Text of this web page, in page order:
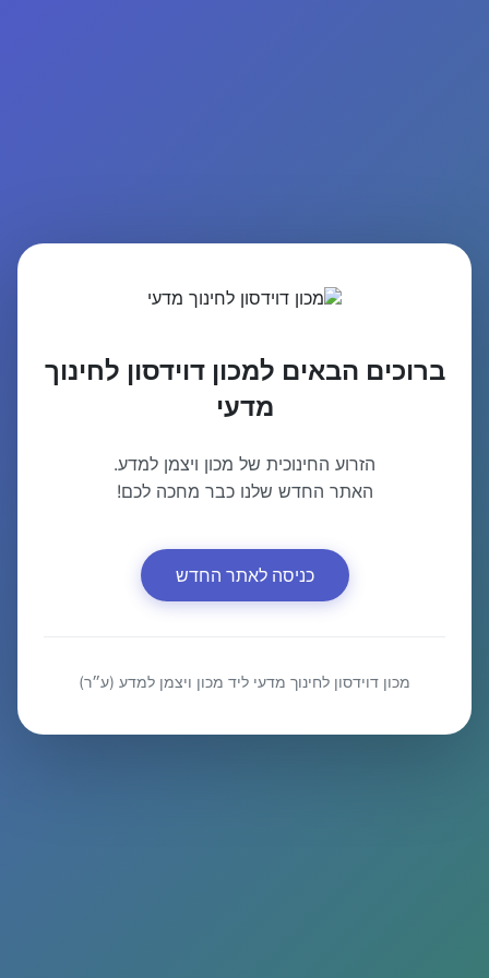
ברוכים הבאים למכון דוידסון לחינוך
מדעי
הזרוע החינוכית של מכון ויצמן למדע.
האתר החדש שלנו כבר מחכה לכם!
כניסה לאתר החדש
מכון דוידסון לחינוך מדעי ליד מכון ויצמן למדע (ע״ר)